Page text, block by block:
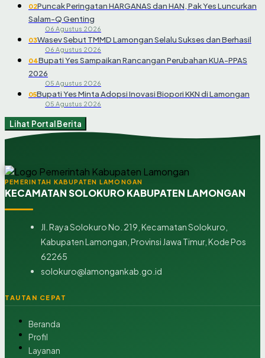
02Puncak Peringatan HARGANAS dan HAN, Pak Yes Luncurkan
Salam-Q Genting
06 Agustus 2026
03Wasev Sebut TMMD Lamongan Selalu Sukses dan Berhasil
06 Agustus 2026
04Bupati Yes Sampaikan Rancangan Perubahan KUA-PPAS
2026
05 Agustus 2026
05Bupati Yes Minta Adopsi Inovasi Biopori KKN di Lamongan
05 Agustus 2026
Lihat Portal Berita
PEMERINTAH KABUPATEN LAMONGAN
KECAMATAN SOLOKURO KABUPATEN LAMONGAN
Jl. Raya Solokuro No. 219, Kecamatan Solokuro,
Kabupaten Lamongan, Provinsi Jawa Timur, Kode Pos
62265
solokuro@lamongankab.go.id
TAUTAN CEPAT
Beranda
Profil
Layanan